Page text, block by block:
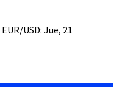
EUR/USD: Jue, 21